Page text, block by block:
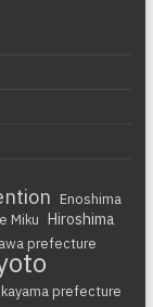
Enoshima
Miku Hiroshima
prefecture
prefecture